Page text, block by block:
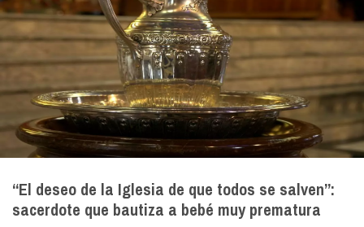
“El deseo de la Iglesia de que todos se salven”:
sacerdote que bautiza a bebé muy prematura